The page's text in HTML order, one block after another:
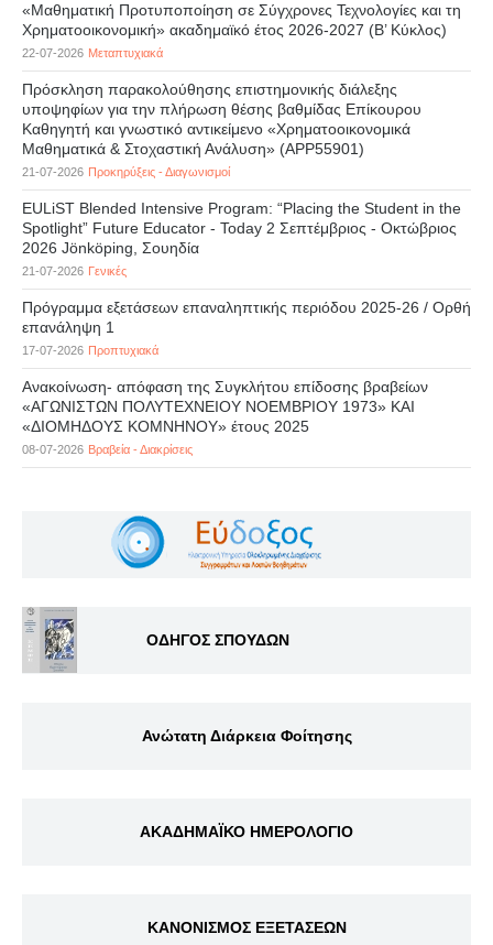
«Μαθηματική Προτυποποίηση σε Σύγχρονες Τεχνολογίες και τη
Χρηματοοικονομική» ακαδημαϊκό έτος 2026-2027 (B’ Kύκλος)
22-07-2026 Μεταπτυχιακά
Πρόσκληση παρακολούθησης επιστημονικής διάλεξης
υποψηφίων για την πλήρωση θέσης βαθμίδας Επίκουρου
Καθηγητή και γνωστικό αντικείμενο «Χρηματοοικονομικά
Μαθηματικά & Στοχαστική Ανάλυση» (APP55901)
21-07-2026 Προκηρύξεις - Διαγωνισμοί
EULiST Blended Intensive Program: “Placing the Student in the
Spotlight” Future Educator - Today 2 Σεπτέμβριος - Οκτώβριος
2026 Jönköping, Σουηδία
21-07-2026 Γενικές
Πρόγραμμα εξετάσεων επαναληπτικής περιόδου 2025-26 / Ορθή
επανάληψη 1
17-07-2026 Προπτυχιακά
Ανακοίνωση- απόφαση της Συγκλήτου επίδοσης βραβείων
«ΑΓΩΝΙΣΤΩΝ ΠΟΛΥΤΕΧΝΕΙΟΥ ΝΟΕΜΒΡΙΟΥ 1973» ΚΑΙ
«ΔΙΟΜΗΔΟΥΣ ΚΟΜΝΗΝΟΥ» έτους 2025
08-07-2026 Βραβεία - Διακρίσεις
ΟΔΗΓΟΣ ΣΠΟΥΔΩΝ
Ανώτατη Διάρκεια Φοίτησης
ΑΚΑΔΗΜΑΪΚΟ ΗΜΕΡΟΛΟΓΙΟ
ΚΑΝΟΝΙΣΜΟΣ ΕΞΕΤΑΣΕΩΝ